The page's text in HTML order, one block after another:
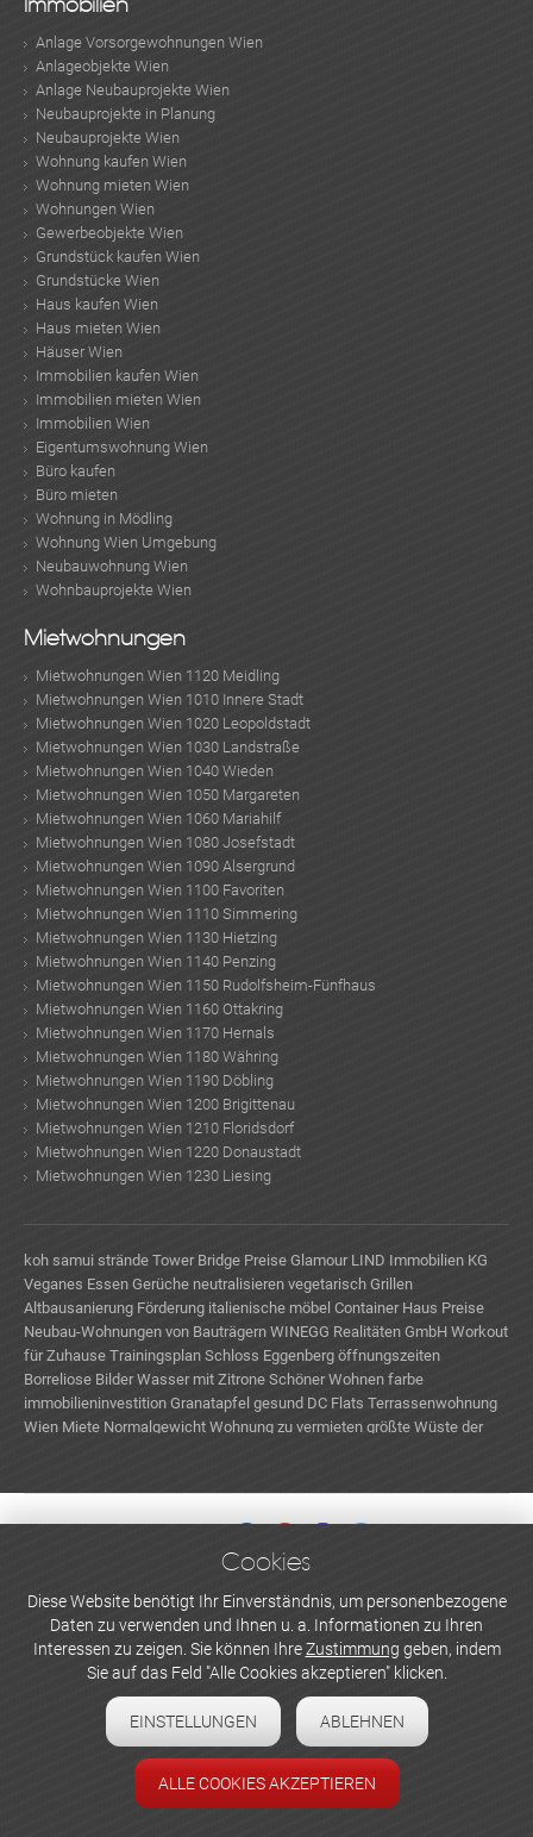
Immobilien
Anlage Vorsorgewohnungen Wien
Anlageobjekte Wien
Anlage Neubauprojekte Wien
Neubauprojekte in Planung
Neubauprojekte Wien
Wohnung kaufen Wien
Wohnung mieten Wien
Wohnungen Wien
Gewerbeobjekte Wien
Grundstück kaufen Wien
Grundstücke Wien
Haus kaufen Wien
Haus mieten Wien
Häuser Wien
Immobilien kaufen Wien
Immobilien mieten Wien
Immobilien Wien
Eigentumswohnung Wien
Büro kaufen
Büro mieten
Wohnung in Mödling
Wohnung Wien Umgebung
Neubauwohnung Wien
Wohnbauprojekte Wien
Mietwohnungen
Mietwohnungen Wien 1120 Meidling
Mietwohnungen Wien 1010 Innere Stadt
Mietwohnungen Wien 1020 Leopoldstadt
Mietwohnungen Wien 1030 Landstraße
Mietwohnungen Wien 1040 Wieden
Mietwohnungen Wien 1050 Margareten
Mietwohnungen Wien 1060 Mariahilf
Mietwohnungen Wien 1080 Josefstadt
Mietwohnungen Wien 1090 Alsergrund
Mietwohnungen Wien 1100 Favoriten
Mietwohnungen Wien 1110 Simmering
Mietwohnungen Wien 1130 Hietzing
Mietwohnungen Wien 1140 Penzing
Mietwohnungen Wien 1150 Rudolfsheim-Fünfhaus
Mietwohnungen Wien 1160 Ottakring
Mietwohnungen Wien 1170 Hernals
Mietwohnungen Wien 1180 Währing
Mietwohnungen Wien 1190 Döbling
Mietwohnungen Wien 1200 Brigittenau
Mietwohnungen Wien 1210 Floridsdorf
Mietwohnungen Wien 1220 Donaustadt
Mietwohnungen Wien 1230 Liesing
koh samui strände Tower Bridge Preise Glamour LIND Immobilien KG
Veganes Essen Gerüche neutralisieren vegetarisch Grillen
Altbausanierung Förderung italienische möbel Container Haus Preise
Neubau-Wohnungen von Bauträgern WINEGG Realitäten GmbH Workout
für Zuhause Trainingsplan Schloss Eggenberg öffnungszeiten
Borreliose Bilder Wasser mit Zitrone Schöner Wohnen farbe
immobilieninvestition Granatapfel gesund DC Flats Terrassenwohnung
Wien Miete Normalgewicht Wohnung zu vermieten größte Wüste der
WERBEN UND INSERIEREN
Newsletter abonnieren
Datenschutzerklärung
Cookie-Einstellungen
Cookies
Diese Website benötigt Ihr Einverständnis, um personenbezogene
Daten zu verwenden und Ihnen u. a. Informationen zu Ihren
Interessen zu zeigen. Sie können IhreZustimmung geben, indem
Sie auf das Feld "Alle Cookies akzeptieren" klicken.
EINSTELLUNGEN ABLEHNEN
ALLE COOKIES AKZEPTIEREN